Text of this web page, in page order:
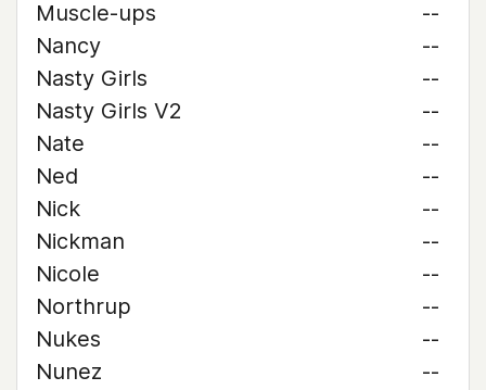
Muscle-ups
--
Nancy
--
Nasty Girls
--
Nasty Girls V2
--
Nate
--
Ned
--
Nick
--
Nickman
--
Nicole
--
Northrup
--
Nukes
--
Nunez
--